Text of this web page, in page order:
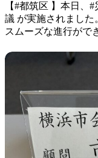
【#都筑区 】 本日
議 が実施されました
スムーズな進行がで